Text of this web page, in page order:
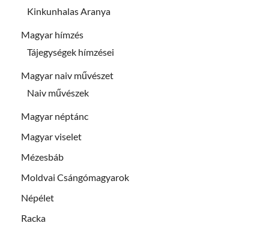
Kinkunhalas Aranya
Magyar hímzés
Tájegységek hímzései
Magyar naiv művészet
Naiv művészek
Magyar néptánc
Magyar viselet
Mézesbáb
Moldvai Csángómagyarok
Népélet
Racka